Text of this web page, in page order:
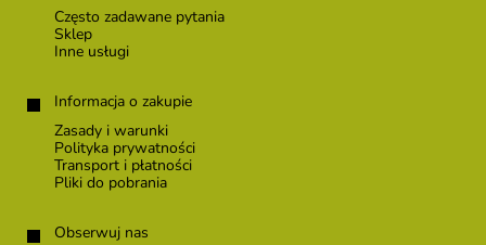
Często zadawane pytania
Sklep
Inne usługi
Informacja o zakupie
Zasady i warunki
Polityka prywatności
Transport i płatności
Pliki do pobrania
Obserwuj nas